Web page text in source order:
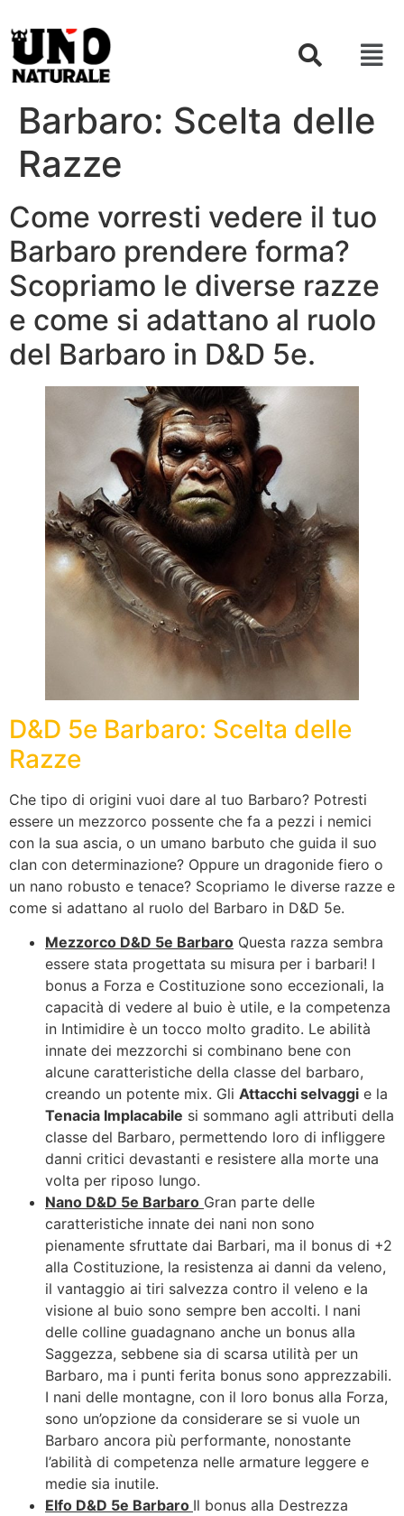
Barbaro: Scelta delle
Razze
Come vorresti vedere il tuo
Barbaro prendere forma?
Scopriamo le diverse razze
e come si adattano al ruolo
del Barbaro in D&D 5e.
D&D 5e Barbaro: Scelta delle
Razze
Che tipo di origini vuoi dare al tuo Barbaro? Potresti
essere un mezzorco possente che fa a pezzi i nemici
con la sua ascia, o un umano barbuto che guida il suo
clan con determinazione? Oppure un dragonide fiero o
un nano robusto e tenace? Scopriamo le diverse razze e
come si adattano al ruolo del Barbaro in D&D 5e.
Mezzorco D&D 5e Barbaro Questa razza sembra
essere stata progettata su misura per i barbari! I
bonus a Forza e Costituzione sono eccezionali, la
capacità di vedere al buio è utile, e la competenza
in Intimidire è un tocco molto gradito. Le abilità
innate dei mezzorchi si combinano bene con
alcune caratteristiche della classe del barbaro,
creando un potente mix. Gli Attacchi selvaggi e la
Tenacia Implacabile si sommano agli attributi della
classe del Barbaro, permettendo loro di infliggere
danni critici devastanti e resistere alla morte una
volta per riposo lungo.
Nano D&D 5e Barbaro Gran parte delle
caratteristiche innate dei nani non sono
pienamente sfruttate dai Barbari, ma il bonus di +2
alla Costituzione, la resistenza ai danni da veleno,
il vantaggio ai tiri salvezza contro il veleno e la
visione al buio sono sempre ben accolti. I nani
delle colline guadagnano anche un bonus alla
Saggezza, sebbene sia di scarsa utilità per un
Barbaro, ma i punti ferita bonus sono apprezzabili.
I nani delle montagne, con il loro bonus alla Forza,
sono un’opzione da considerare se si vuole un
Barbaro ancora più performante, nonostante
l’abilità di competenza nelle armature leggere e
medie sia inutile.
Elfo D&D 5e Barbaro Il bonus alla Destrezza